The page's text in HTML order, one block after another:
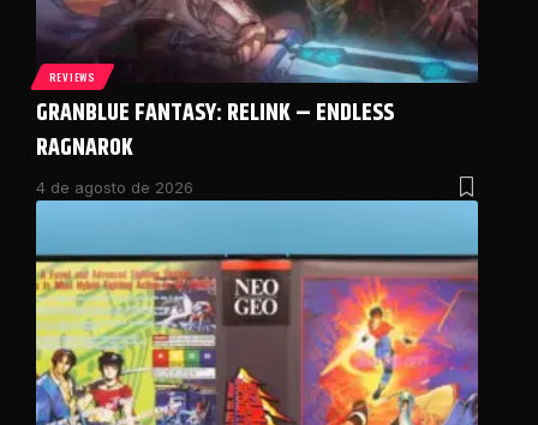
REVIEWS
GRANBLUE FANTASY: RELINK – ENDLESS
RAGNAROK
4 de agosto de 2026